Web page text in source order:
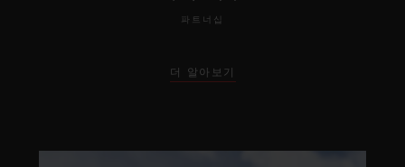
파트너십
더 알아보기